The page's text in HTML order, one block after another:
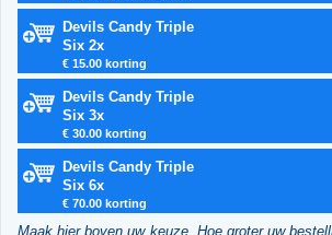
Devils Candy Triple
Six 2x
€ 15.00 korting
Devils Candy Triple
Six 3x
€ 30.00 korting
Devils Candy Triple
Six 6x
€ 70.00 korting
Maak hier boven uw keuze. Hoe groter uw